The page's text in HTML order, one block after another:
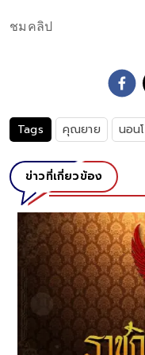
ชมคลิป
Tags คุณยาย นอน
ข่าวที่เกี่ยวข้อง